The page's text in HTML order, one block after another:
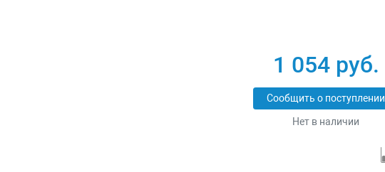
1 054 руб.
Сообщить о поступлении
Нет в наличии